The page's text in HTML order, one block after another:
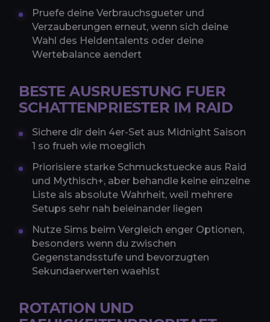
Pruefe deine Verbrauchsgueter und
Verzauberungen erneut, wenn sich deine
Wahl des Heldentalents oder deine
Wertebalance aendert
BESTE AUSRUESTUNG FUER
SCHATTENPRIESTER IM RAID
Sichere dir dein 4er-Set aus Midnight Saison
1 so frueh wie moeglich
Priorisiere starke Schmuckstuecke aus Raid
und Mythisch+, aber behandle keine einzelne
Liste als absolute Wahrheit, weil mehrere
Setups sehr nah beieinander liegen
Nutze Sims beim Vergleich enger Optionen,
besonders wenn du zwischen
Gegenstandsstufe und bevorzugten
Sekundaerwerten waehlst
ROTATION UND